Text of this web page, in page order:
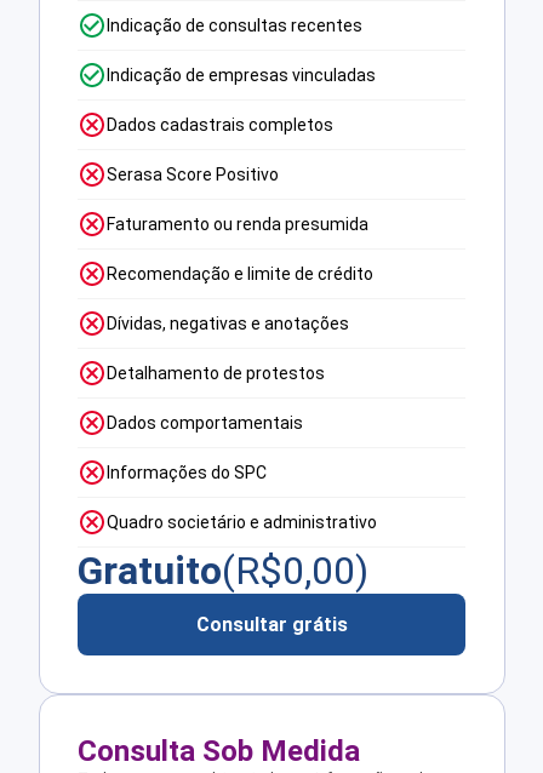
Indicação de consultas recentes
Indicação de empresas vinculadas
Dados cadastrais completos
Serasa Score Positivo
Faturamento ou renda presumida
Recomendação e limite de crédito
Dívidas, negativas e anotações
Detalhamento de protestos
Dados comportamentais
Informações do SPC
Quadro societário e administrativo
Gratuito(R$0,00)
Consultar grátis
Consulta Sob Medida